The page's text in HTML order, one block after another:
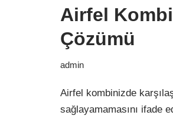
Airfel
Çözümü
admin
Airfel kombinizde
sağlayamamasını ifade